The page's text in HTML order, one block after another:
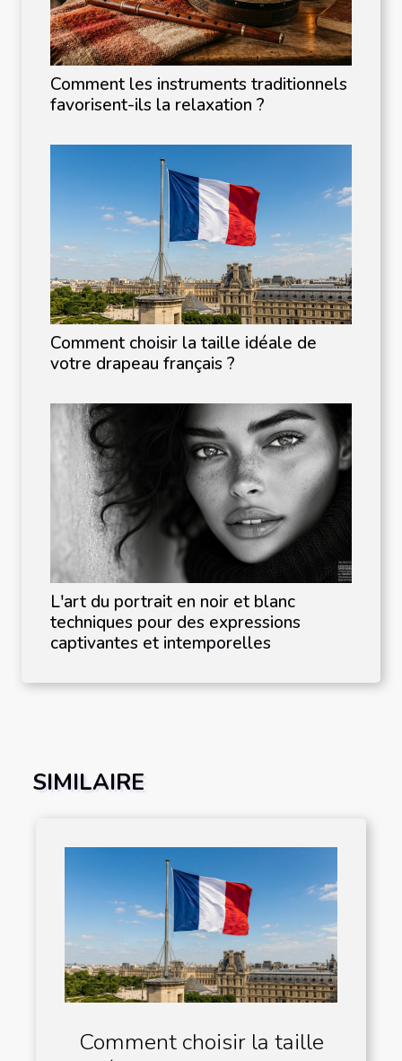
Comment les instruments traditionnels
favorisent-ils la relaxation ?
Comment choisir la taille idéale de
votre drapeau français ?
L'art du portrait en noir et blanc
techniques pour des expressions
captivantes et intemporelles
SIMILAIRE
Comment choisir la taille